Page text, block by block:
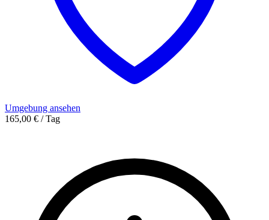
Umgebung ansehen
165,00 € / Tag